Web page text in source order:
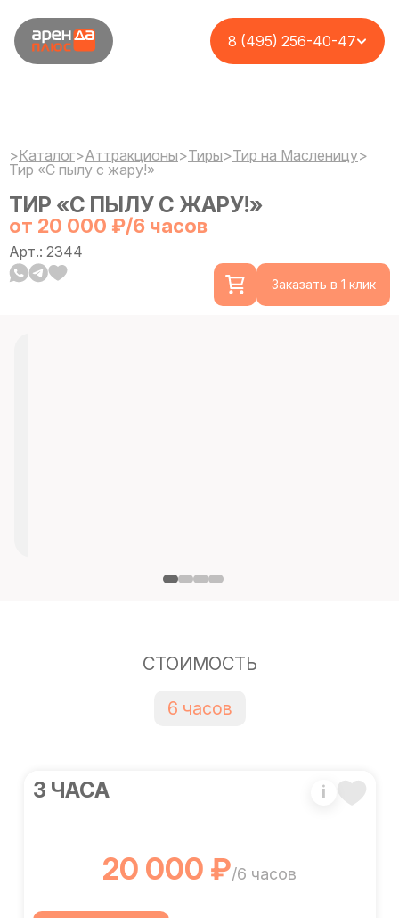
8 (495) 256-40-47
>Каталог>Аттракционы>Тиры>Тир на Масленицу>
Тир «С пылу с жару!»
ТИР «С ПЫЛУ С ЖАРУ!»
от 20 000 ₽/6 часов
Арт.: 2344
Заказать в 1 клик
СТОИМОСТЬ
6 часов
3 ЧАСА i
20 000 ₽/6 часов